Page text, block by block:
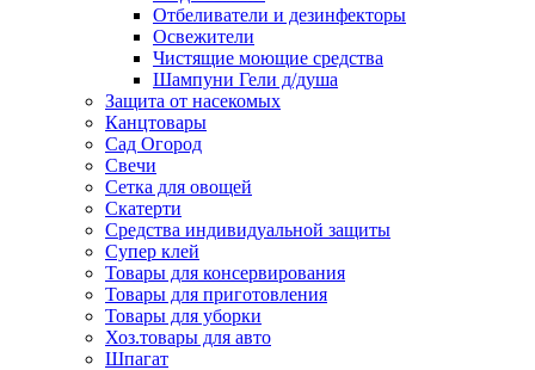
Отбеливатели и дезинфекторы
Освежители
Чистящие моющие средства
Шампуни Гели д/душа
Защита от насекомых
Канцтовары
Сад Огород
Свечи
Сетка для овощей
Скатерти
Средства индивидуальной защиты
Супер клей
Товары для консервирования
Товары для приготовления
Товары для уборки
Хоз.товары для авто
Шпагат